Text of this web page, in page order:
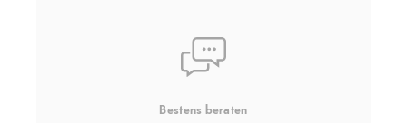
Bestens beraten